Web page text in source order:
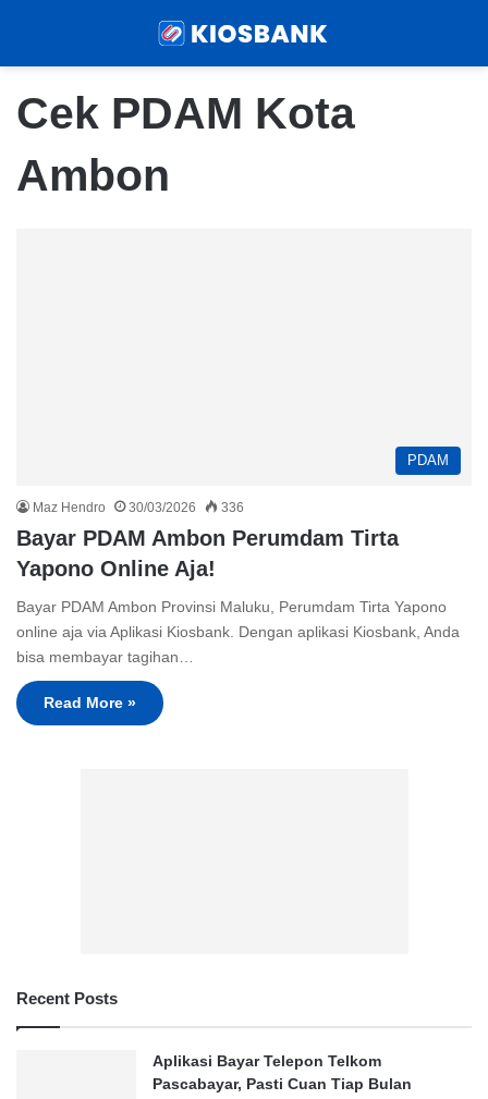
Cek PDAM Kota
Ambon
PDAM
Maz Hendro 30/03/2026 336
Bayar PDAM Ambon Perumdam Tirta
Yapono Online Aja!
Bayar PDAM Ambon Provinsi Maluku, Perumdam Tirta Yapono
online aja via Aplikasi Kiosbank. Dengan aplikasi Kiosbank, Anda
bisa membayar tagihan…
Read More »
Recent Posts
Aplikasi Bayar Telepon Telkom
Pascabayar, Pasti Cuan Tiap Bulan